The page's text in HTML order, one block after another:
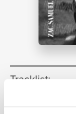
Tracklist:
I Love Me